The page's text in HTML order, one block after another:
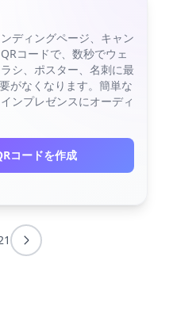
ディングページ、キャン
コードで、数秒でウェ
シ、ポスター、名刺に最
がなくなります。簡単な
ンプレゼンスにオーディ
コードを作成